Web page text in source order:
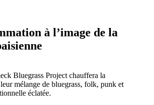
à l’image de la
Bluegrass Project chauffera la
mélange de bluegrass, folk, punk et
éclatée.